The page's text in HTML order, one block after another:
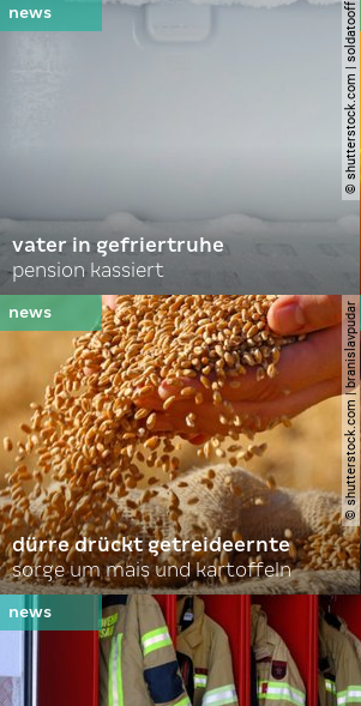
© shutterstock.com | soldatooff
vater in gefriertruhe
pension kassiert
© shutterstock.com | branislavpudar
dürre drückt getreideernte
sorge um mais und kartoffeln